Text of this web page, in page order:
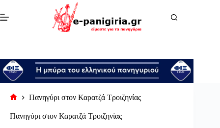
στο
περιεχόμενο
σελίδα
Πανηγύρι στον Καρατζά Τροιζηνίας
Πανηγύρι στον Καρατζά Τροιζηνίας